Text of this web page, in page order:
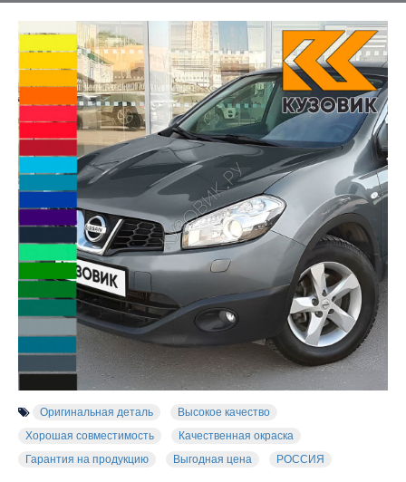
Оригинальная деталь
Высокое качество
Хорошая совместимость
Качественная окраска
Гарантия на продукцию
Выгодная цена РОССИЯ